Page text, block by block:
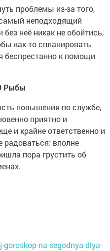
проблемы из-за того,
неподходящий
неё никак не обойтись,
как-то спланировать
беспрестанно к помощи
Рыбы
повышения по службе,
приятно и
и крайне ответственно и
вполне
пора грустить об
na-segodnya-dlya-